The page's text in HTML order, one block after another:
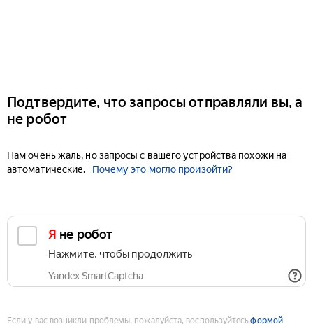
Подтвердите, что запросы отправляли вы, а
не робот
Нам очень жаль, но запросы с вашего устройства похожи на
автоматические.
Почему это могло произойти?
Я не робот
Нажмите, чтобы продолжить
Yandex SmartCaptcha
Если у вас возникли проблемы, пожалуйста, воспользуйтесьформой